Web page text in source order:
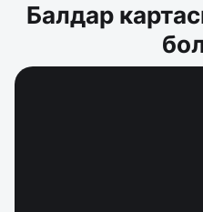
Балдар